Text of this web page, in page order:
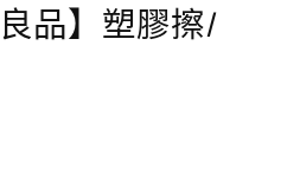
良品】塑膠擦/